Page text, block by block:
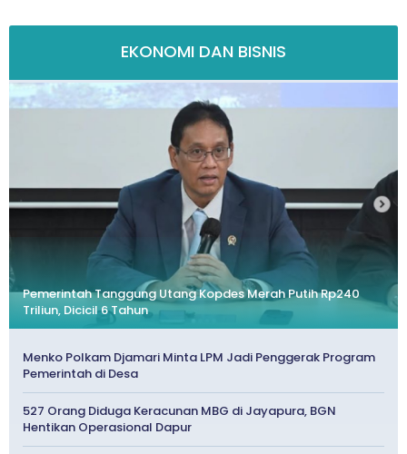
EKONOMI DAN BISNIS
Pemerintah Tanggung Utang Kopdes Merah Putih Rp240
Triliun, Dicicil 6 Tahun
Menko Polkam Djamari Minta LPM Jadi Penggerak Program
Pemerintah di Desa
527 Orang Diduga Keracunan MBG di Jayapura, BGN
Hentikan Operasional Dapur